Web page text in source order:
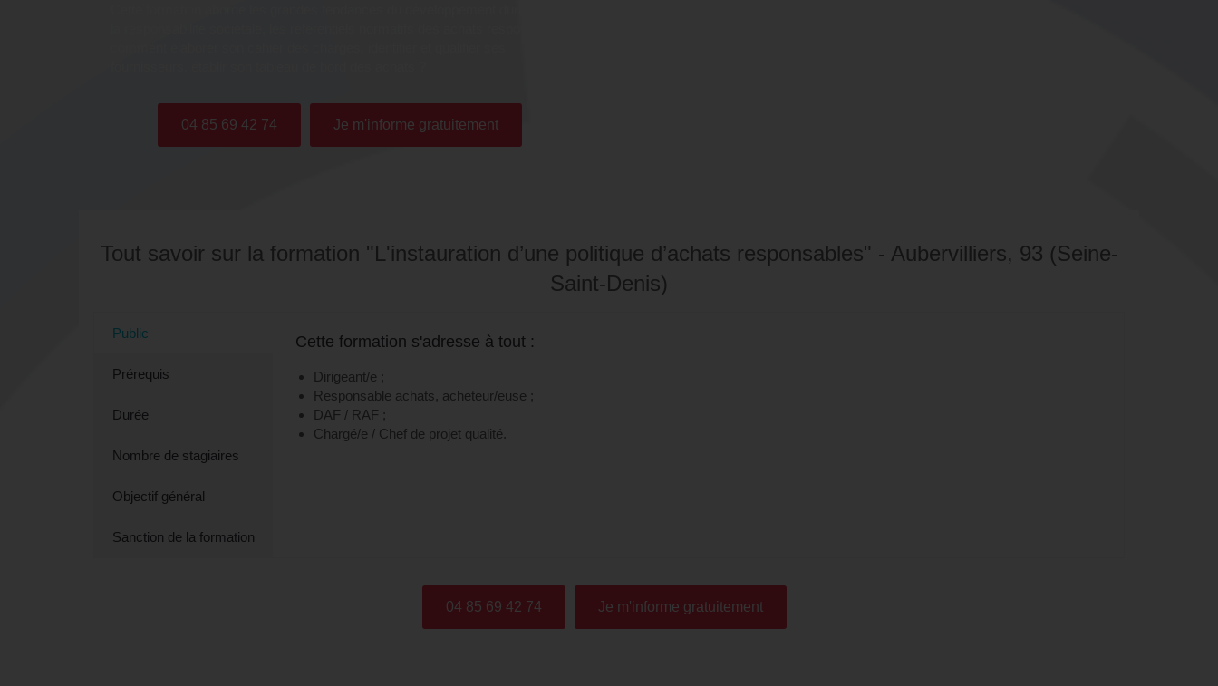
04 85 69 42 74 Je m'informe gratuitement
Tout savoir sur la formation "L'instauration d’une politique d’achats responsables" - Aubervilliers, 93 (Seine-
Saint-Denis)
Public
Prérequis
Durée
Nombre de stagiaires
Objectif général
Sanction de la formation
Cette formation s'adresse à tout :
Dirigeant/e ;
Responsable achats, acheteur/euse ;
DAF / RAF ;
Chargé/e / Chef de projet qualité.
04 85 69 42 74 Je m'informe gratuitement